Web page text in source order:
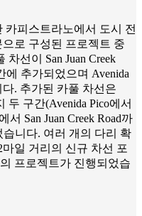
피스트라노에서 도시 전
로 구성된 프로젝트 중
선이 San Juan Creek
에 추가되었으며 Avenida
. 추가된 카풀 차선은
두 구간(Avenida Pico에서
서 San Juan Creek Road까
니다. 여러 개의 다리 확
일 거리의 신규 차선 포
프로젝트가 진행되었습